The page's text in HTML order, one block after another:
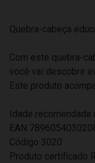
Quebra-cabeça
Com este quebra-
você vai descobrir
Este produto
Idade recomendada
EAN
Código 3020
Produto certificado